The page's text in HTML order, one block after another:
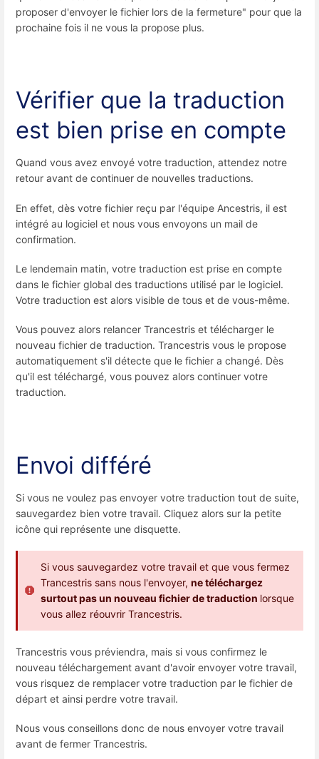
proposer d'envoyer le fichier lors de la fermeture" pour que la
prochaine fois il ne vous la propose plus.
Vérifier que la traduction
est bien prise en compte
Quand vous avez envoyé votre traduction, attendez notre
retour avant de continuer de nouvelles traductions.
En effet, dès votre fichier reçu par l'équipe Ancestris, il est
intégré au logiciel et nous vous envoyons un mail de
confirmation.
Le lendemain matin, votre traduction est prise en compte
dans le fichier global des traductions utilisé par le logiciel.
Votre traduction est alors visible de tous et de vous-même.
Vous pouvez alors relancer Trancestris et télécharger le
nouveau fichier de traduction. Trancestris vous le propose
automatiquement s'il détecte que le fichier a changé. Dès
qu'il est téléchargé, vous pouvez alors continuer votre
traduction.
Envoi différé
Si vous ne voulez pas envoyer votre traduction tout de suite,
sauvegardez bien votre travail. Cliquez alors sur la petite
icône qui représente une disquette.
Si vous sauvegardez votre travail et que vous fermez
Trancestris sans nous l'envoyer, ne téléchargez
surtout pas un nouveau fichier de traduction lorsque
vous allez réouvrir Trancestris.
Trancestris vous préviendra, mais si vous confirmez le
nouveau téléchargement avant d'avoir envoyer votre travail,
vous risquez de remplacer votre traduction par le fichier de
départ et ainsi perdre votre travail.
Nous vous conseillons donc de nous envoyer votre travail
avant de fermer Trancestris.